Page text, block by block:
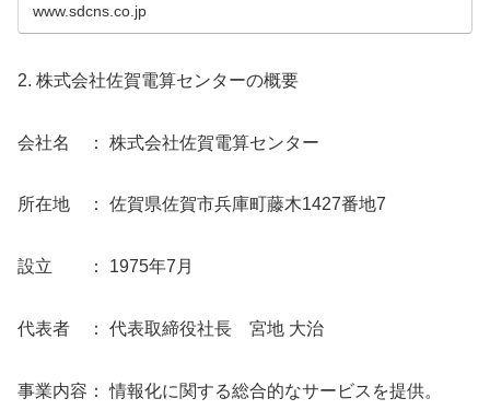
www.sdcns.co.jp
2. 株式会社佐賀電算センターの概要
会社名 ： 株式会社佐賀電算センター
所在地 ： 佐賀県佐賀市兵庫町藤木1427番地7
設立 ： 1975年7月
代表者 ： 代表取締役社長 宮地 大治
事業内容： 情報化に関する総合的なサービスを提供。